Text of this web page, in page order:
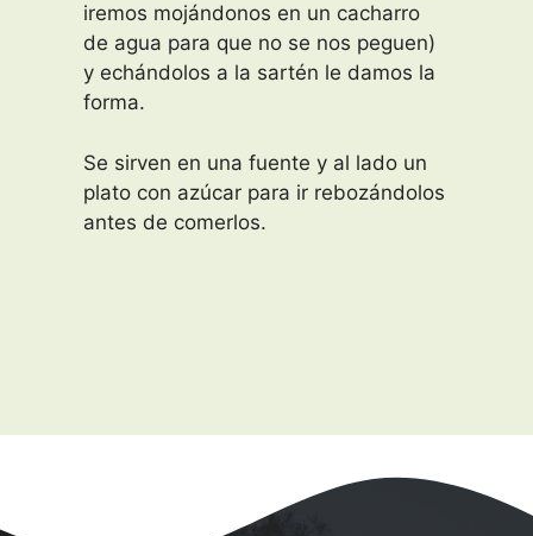
iremos mojándonos en un cacharro
de agua para que no se nos peguen)
y echándolos a la sartén le damos la
forma.
Se sirven en una fuente y al lado un
plato con azúcar para ir rebozándolos
antes de comerlos.